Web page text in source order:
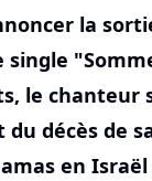
la
single
le chanteur
décès de
en